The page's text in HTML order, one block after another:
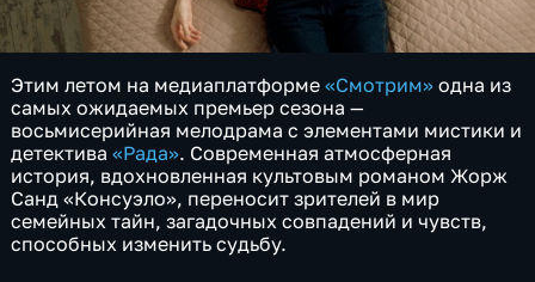
Этим летом на медиаплатформе«Смотрим» одна из
самых ожидаемых премьер сезона —
восьмисерийная мелодрама с элементами мистики и
детектива«Рада». Современная атмосферная
история, вдохновленная культовым романом Жорж
Санд «Консуэло», переносит зрителей в мир
семейных тайн, загадочных совпадений и чувств,
способных изменить судьбу.